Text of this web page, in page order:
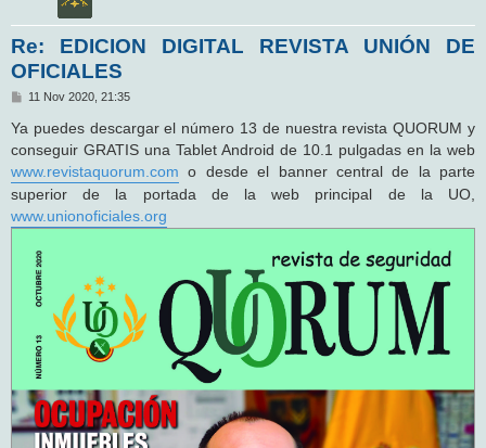
Re: EDICION DIGITAL REVISTA UNIÓN DE
OFICIALES
M
n
s
a
e
11 Nov 2020, 21:35
Ya puedes descargar el número 13 de nuestra revista QUORUM y
conseguir GRATIS una Tablet Android de 10.1 pulgadas en la web
www.revistaquorum.com o desde el banner central de la parte
superior de la portada de la web principal de la UO,
www.unionoficiales.org